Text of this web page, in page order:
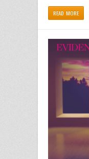
READ MORE